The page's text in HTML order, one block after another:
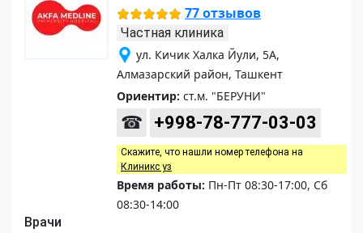
77 отзывов
Частная клиника
ул. Кичик Халка Йули, 5А,
Алмазарский район, Ташкент
Ориентир: ст.м. "БЕРУНИ"
☎ +998-78-777-03-03
Скажите, что нашли номер телефона на
Клиникс уз
Время работы: Пн-Пт 08:30-17:00, Сб
08:30-14:00
Врачи